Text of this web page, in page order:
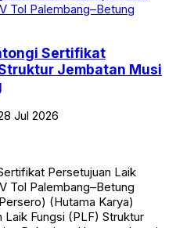
Jembatan Musi
Tol Palembang–Betung
(Hutama Karya)
Fungsi (PLF) Struktur
Pekerjaan Umum sebagai